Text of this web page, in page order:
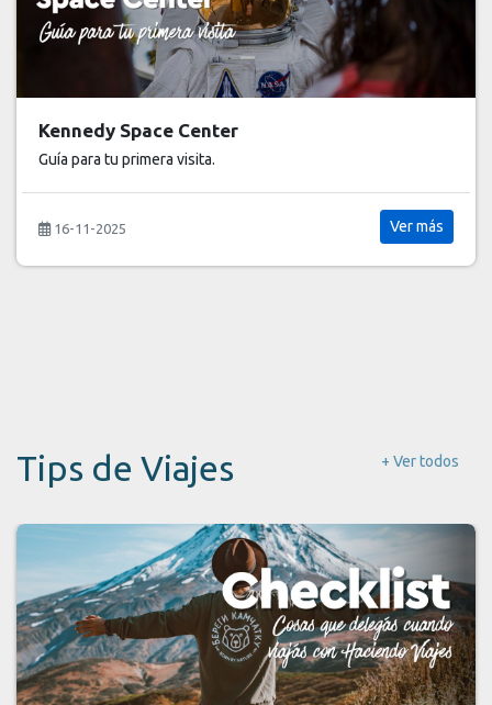
Kennedy Space Center
Guía para tu primera visita.
16-11-2025 Ver más
Tips de Viajes + Ver todos